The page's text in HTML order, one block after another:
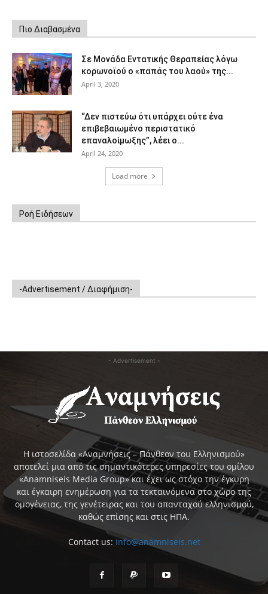
Πιο Διαβασμένα
Σε Μονάδα Εντατικής Θεραπείας λόγω
κορωνοϊού ο «παπάς του λαού» της...
April 3, 2020
“Δεν πιστεύω ότι υπάρχει ούτε ένα
επιβεβαιωμένο περιστατικό
επαναλοίμωξης”, λέει ο...
April 24, 2020
Load more
Ροή Ειδήσεων
-Advertisement / Διαφήμιση-
- Advertisement -
Η ιστοσελίδα «Αναμνήσεις – Πάνθεον του Ελληνισμού»
αποτελεί μια από τις σημαντικότερες υπηρεσίες του ομίλου
«Anamniseis Media Group» και έχει ως στόχο την έγκυρη
και έγκαιρη ενημέρωση για τα τεκταινόμενα στο χώρο της
ομογένειας, της γενέτειρας και του απανταχού ελληνισμού,
καθώς επίσης και στις ΗΠΑ.
Contact us: info@anamniseis.net